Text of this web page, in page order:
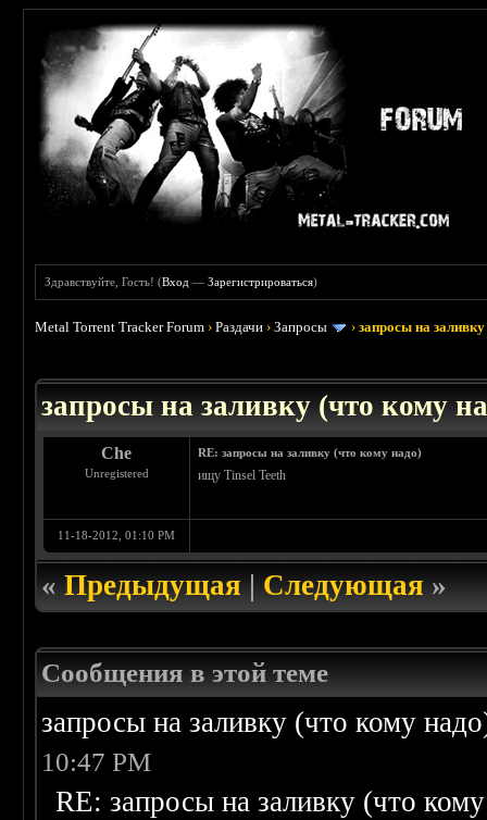
Здравствуйте, Гость! (Вход —Зарегистрироваться)
Metal Torrent Tracker Forum ›Раздачи ›Запросы ›запросы на
запросы на заливку (что кому
Che
Unregistered
RE: запросы на заливку (что кому надо)
ищу Tinsel Teeth
11-18-2012, 01:10 PM
«Предыдущая|Следующая»
Сообщения в этой теме
запросы на заливку (что кому
10:47 PM
RE: запросы на заливку (что